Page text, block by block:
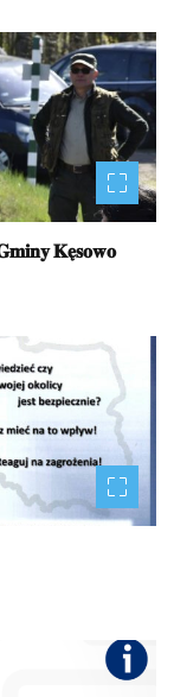
𝐆𝐦𝐢𝐧𝐲 𝐊𝐞̨𝐬𝐨𝐰𝐨